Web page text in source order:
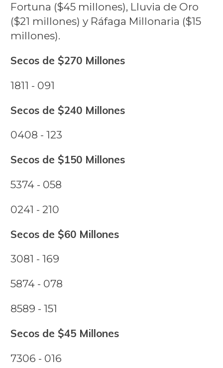
Fortuna ($45 millones), Lluvia de Oro
($21 millones) y Ráfaga Millonaria ($15
millones).
Secos de $270 Millones
1811 - 091
Secos de $240 Millones
0408 - 123
Secos de $150 Millones
5374 - 058
0241 - 210
Secos de $60 Millones
3081 - 169
5874 - 078
8589 - 151
Secos de $45 Millones
7306 - 016